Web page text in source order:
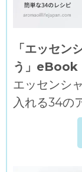
「エッセン
う」eBook
エッセンシ
入れる34の